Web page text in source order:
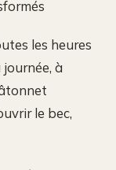
les heures
à
le bec,